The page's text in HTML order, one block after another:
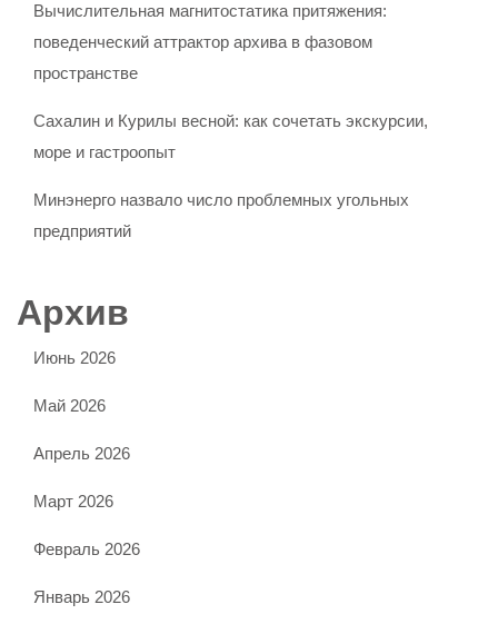
Вычислительная магнитостатика притяжения:
поведенческий аттрактор архива в фазовом
пространстве
Сахалин и Курилы весной: как сочетать экскурсии,
море и гастроопыт
Минэнерго назвало число проблемных угольных
предприятий
Архив
Июнь 2026
Май 2026
Апрель 2026
Март 2026
Февраль 2026
Январь 2026